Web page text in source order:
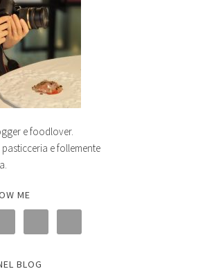
e foodlover.
e follemente
ME
BLOG